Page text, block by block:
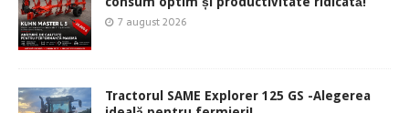
7 august 2026
Tractorul SAME Explorer 125 GS -Alegerea